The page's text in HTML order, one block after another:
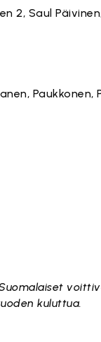
2, Saul
Paukkonen,
kuluttua.